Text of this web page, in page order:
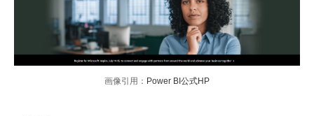
画像引用： Power BI公式HP